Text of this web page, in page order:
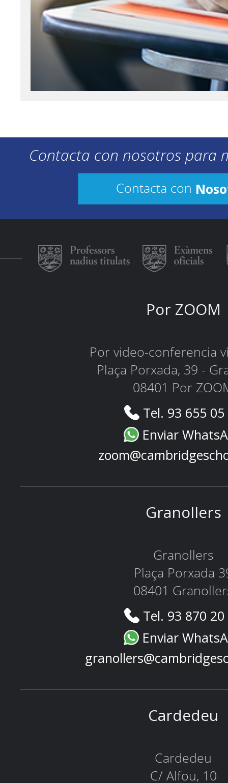
Contacta con nosotros para
Contacta con
Por ZOOM
Por video-conferencia
Plaça Porxada, 39 -
08401 Por
Tel. 93 655
Enviar
Granollers
Granollers
Plaça Porxada
08401
Tel. 93 870
Enviar
Cardedeu
Cardedeu
C/ Alfou, 10